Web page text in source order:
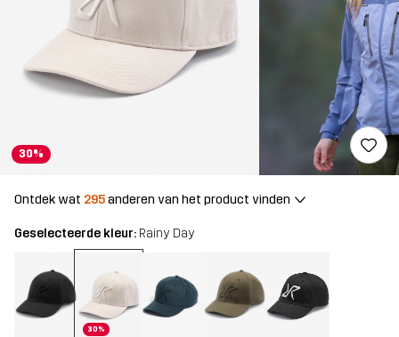
30%
Ontdek wat 295anderen van het product vinden
Geselecteerde kleur: Rainy Day
30%